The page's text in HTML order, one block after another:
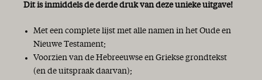
Dit is inmiddels de derde druk van deze unieke uitgave!
Met een complete lijst met alle namen in het Oude en
Nieuwe Testament;
Voorzien van de Hebreeuwse en Griekse grondtekst
(en de uitspraak daarvan);